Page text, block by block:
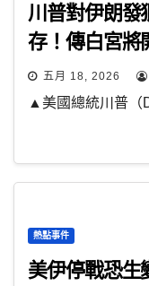
川普對伊朗
存！傳白宮將
五月 18, 2026
▲美國總統川普（
熱點事件
美伊停戰恐生